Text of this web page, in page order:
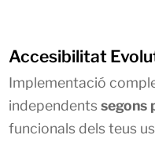
Accesibilitat
Implementació
independentssegons
funcionals dels teus